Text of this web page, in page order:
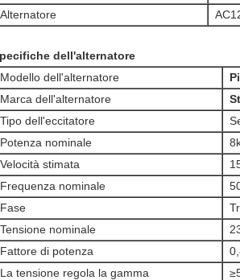
Alternatore
dell'alternatore
Modello dell'alternatore
Marca dell'alternatore
Tipo dell'eccitatore
Potenza nominale
Velocità stimata
Frequenza nominale
Fase
Tensione nominale
Fattore di potenza
La tensione regola la gamma